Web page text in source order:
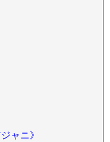
ャニ》